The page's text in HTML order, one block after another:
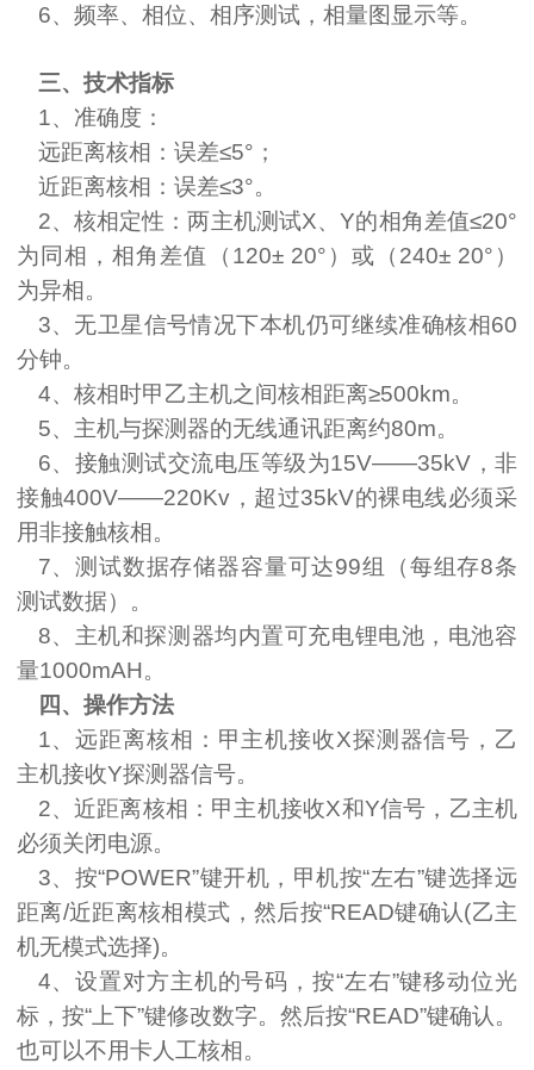
6、频率、相位、相序测试，相量图显示等。
三、技术指标
1、准确度：
远距离核相：误差≤5°；
近距离核相：误差≤3°。
2、核相定性：两主机测试X、Y的相角差值≤20°
为同相，相角差值（ 120±20°）或（ 240±20°）
为异相。
3、无卫星信号情况下本机仍可继续准确核相60
分钟。
4、核相时甲乙主机之间核相距离≥500km。
5、主机与探测器的无线通讯距离约80m。
6、接触测试交流电压等级为15V——35kV ，非
接触400V——220Kv ，超过35kV的裸电线必须采
用非接触核相。
7、测试数据存储器容量可达99组（每组存8条
测试数据）。
8、主机和探测器均内置可充电锂电池，电池容
量1000mAH。
四、操作方法
1、远距离核相：甲主机接收X探测器信号，乙
主机接收Y探测器信号。
2、近距离核相：甲主机接收X和Y信号，乙主机
必须关闭电源。
3、按“POWER”键开机，甲机按“左右”键选择远
距离/近距离核相模式，然后按“READ键确认(乙主
机无模式选择)。
4、设置对方主机的号码，按“左右”键移动位光
标，按“上下”键修改数字。然后按“READ”键确认。
也可以不用卡人工核相。